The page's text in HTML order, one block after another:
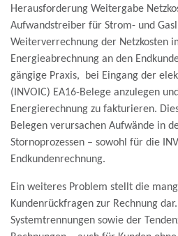
Herausforderung Weitergabe
Aufwandstreiber für Strom- und
Weiterverrechnung der Netzkosten
Energieabrechnung an den
gängige Praxis, bei Eingang der
(INVOIC) EA16-Belege anzulegen
Energierechnung zu fakturieren.
Belegen verursachen Aufwände in
Stornoprozessen – sowohl für die
Endkundenrechnung.
Ein weiteres Problem stellt die
Kundenrückfragen zur Rechnung
Systemtrennungen sowie der